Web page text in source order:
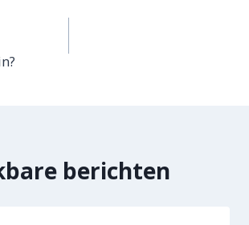
berichten